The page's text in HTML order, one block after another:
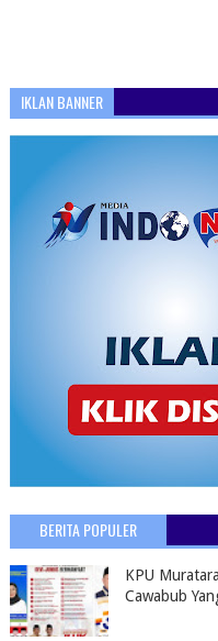
IKLAN BANNER
BERITA POPULER
KPU
Cawabub